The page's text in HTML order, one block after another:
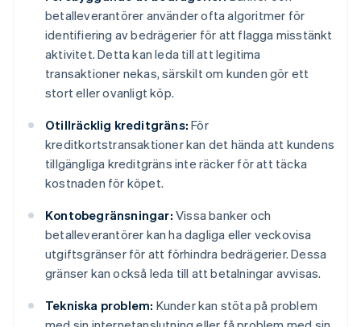
betalleverantörer använder ofta algoritmer för
identifiering av bedrägerier för att flagga misstänkt
aktivitet. Detta kan leda till att legitima
transaktioner nekas, särskilt om kunden gör ett
stort eller ovanligt köp.
Otillräcklig kreditgräns: För
kreditkortstransaktioner kan det hända att kundens
tillgängliga kreditgräns inte räcker för att täcka
kostnaden för köpet.
Kontobegränsningar: Vissa banker och
betalleverantörer kan ha dagliga eller veckovisa
utgiftsgränser för att förhindra bedrägerier. Dessa
gränser kan också leda till att betalningar avvisas.
Tekniska problem: Kunder kan stöta på problem